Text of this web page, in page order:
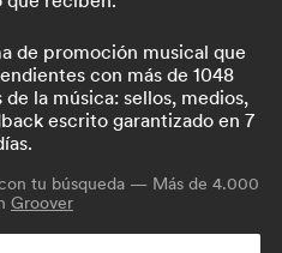
de promoción musical que
con más de 1048
la música: sellos, medios,
escrito garantizado en 7
tu búsqueda — Más de 4.000
Groover